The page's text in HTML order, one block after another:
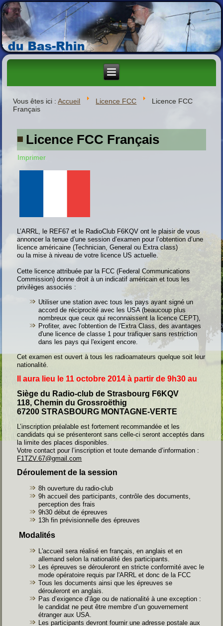
Vous êtes ici :Accueil Licence FCC
Licence FCC
Français
Licence FCC Français
Imprimer
L’ARRL, le REF67 et le RadioClub F6KQV ont le plaisir de vous
annoncer la tenue d’une session d’examen pour l’obtention d’une
licence américaine (Technician, General ou Extra class)
ou la mise à niveau de votre licence US actuelle.
Cette licence attribuée par la FCC (Federal Communications
Commission) donne droit à un indicatif américain et tous les
privilèges associés :
Utiliser une station avec tous les pays ayant signé un
accord de réciprocité avec les USA (beaucoup plus
nombreux que ceux qui reconnaissent la licence CEPT),
Profiter, avec l'obtention de l'Extra Class, des avantages
d'une licence de classe 1 pour trafiquer sans restriction
dans les pays qui l'exigent encore.
Cet examen est ouvert à tous les radioamateurs quelque soit leur
nationalité.
Il aura lieu le 11 octobre 2014 à partir de 9h30 au
Siège du Radio-club de Strasbourg F6KQV
118, Chemin du Grossroëthig
67200 STRASBOURG MONTAGNE-VERTE
L’inscription préalable est fortement recommandée et les
candidats qui se présenteront sans celle-ci seront acceptés dans
la limite des places disponibles.
Votre contact pour l’inscription et toute demande d’information :
F1TZV.67@gmail.com
Déroulement de la session
8h ouverture du radio-club
9h accueil des participants, contrôle des documents,
perception des frais
9h30 début de épreuves
13h fin prévisionnelle des épreuves
Modalités
L'accueil sera réalisé en français, en anglais et en
allemand selon la nationalité des participants.
Les épreuves se dérouleront en stricte conformité avec le
mode opératoire requis par l'ARRL et donc de la FCC
Tous les documents ainsi que les épreuves se
dérouleront en anglais.
Pas d’exigence d’âge ou de nationalité à une exception :
le candidat ne peut être membre d’un gouvernement
étranger aux USA.
Les participants devront fournir une adresse postale aux